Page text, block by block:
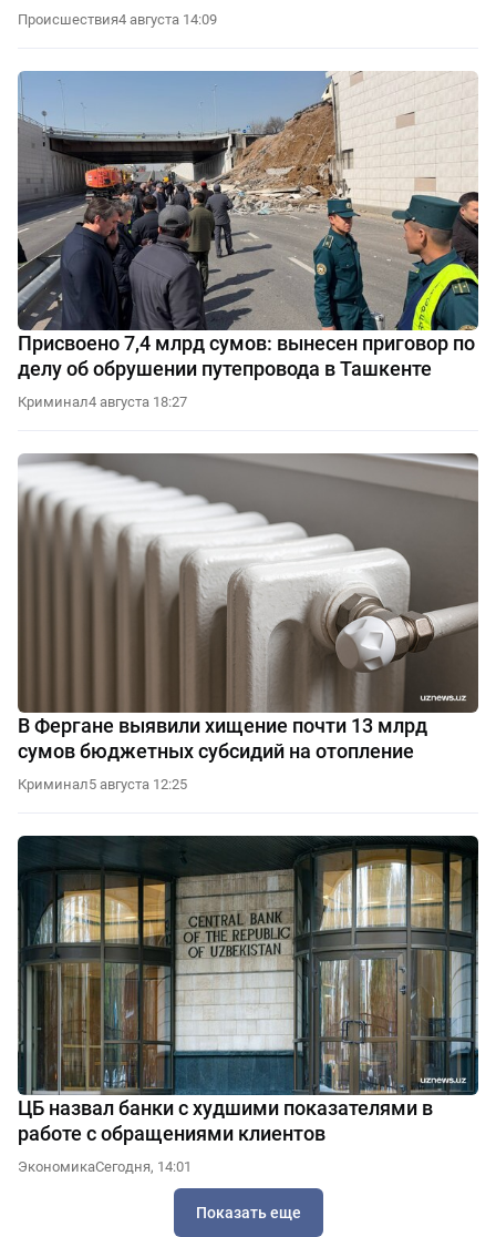
Происшествия4 августа 14:09
Присвоено 7,4 млрд сумов: вынесен приговор по
делу об обрушении путепровода в Ташкенте
Криминал4 августа 18:27
В Фергане выявили хищение почти 13 млрд
сумов бюджетных субсидий на отопление
Криминал5 августа 12:25
ЦБ назвал банки с худшими показателями в
работе с обращениями клиентов
ЭкономикаСегодня, 14:01
Показать еще